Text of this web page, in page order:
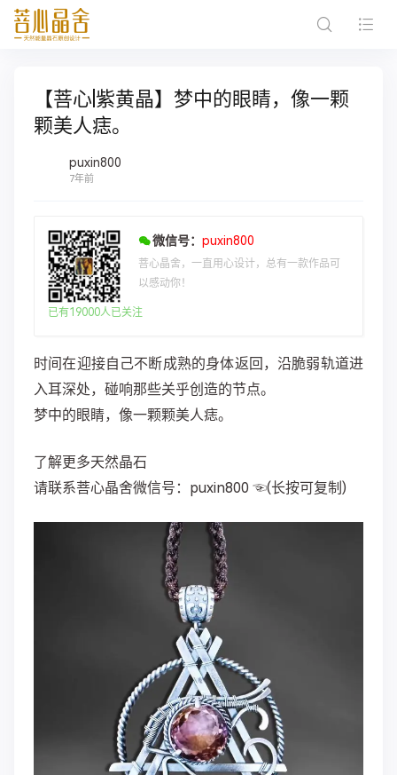
【菩心|紫黄晶】梦中的眼睛，像一颗
颗美人痣。
puxin800
7年前
微信号： puxin800
菩心晶舍，一直用心设计，总有一款作品可
以感动你！
已有19000人已关注
时间在迎接自己不断成熟的身体返回，沿脆弱轨道进
入耳深处，碰响那些关乎创造的节点。
梦中的眼睛，像一颗颗美人痣。 ​​​​
了解更多天然晶石
请联系菩心晶舍微信号：puxin800 ☜(长按可复制)